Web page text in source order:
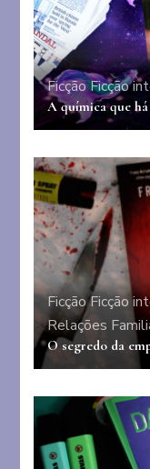
FicçãoFicção
A química que
FicçãoFicção
Relações
O segredo da